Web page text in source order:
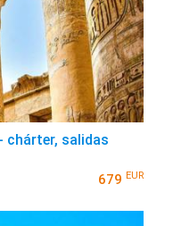
chárter, salidas
679 EUR